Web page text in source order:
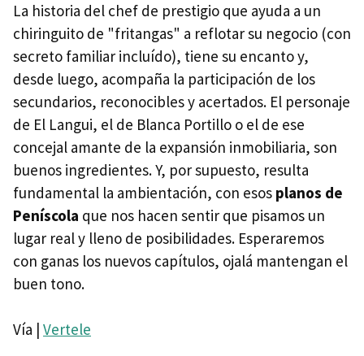
La historia del chef de prestigio que ayuda a un
chiringuito de "fritangas" a reflotar su negocio (con
secreto familiar incluído), tiene su encanto y,
desde luego, acompaña la participación de los
secundarios, reconocibles y acertados. El personaje
de El Langui, el de Blanca Portillo o el de ese
concejal amante de la expansión inmobiliaria, son
buenos ingredientes. Y, por supuesto, resulta
fundamental la ambientación, con esos planos de
Peníscola que nos hacen sentir que pisamos un
lugar real y lleno de posibilidades. Esperaremos
con ganas los nuevos capítulos, ojalá mantengan el
buen tono.
Vía | Vertele